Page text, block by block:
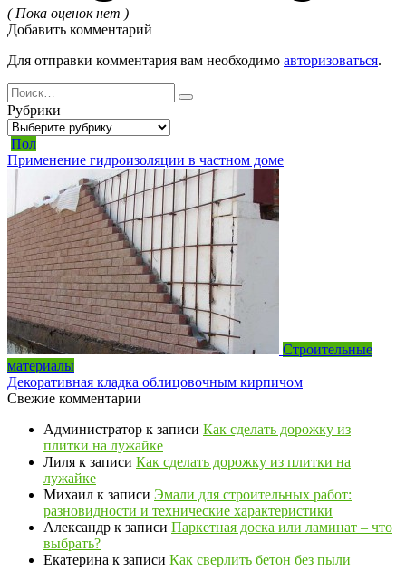
( Пока оценок нет )
Добавить комментарий
Для отправки комментария вам необходимо авторизоваться.
Search
for:
Рубрики
Рубрики
Пол
Применение гидроизоляции в частном доме
Строительные
материалы
Декоративная кладка облицовочным кирпичом
Свежие комментарии
Администратор к записи Как сделать дорожку из
плитки на лужайке
Лиля к записи Как сделать дорожку из плитки на
лужайке
Михаил к записи Эмали для строительных работ:
разновидности и технические характеристики
Александр к записи Паркетная доска или ламинат – что
выбрать?
Екатерина к записи Как сверлить бетон без пыли